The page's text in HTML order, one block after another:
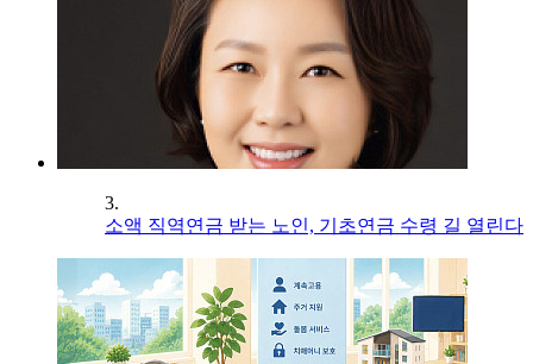
3.
소액 직역연금 받는 노인, 기초연금 수령 길 열린다